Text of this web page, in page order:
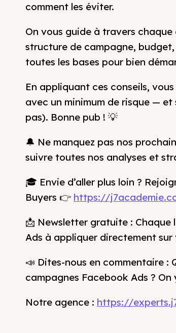
comment les éviter.
On vous guide à travers
structure de campagne,
toutes les bases pour bien
En appliquant ces conseils,
avec un minimum de risque —
pas). Bonne pub ! 💡
🔔 Ne manquez pas nos
suivre toutes nos analyses et
🎓 Envie d’aller plus loin ?
Buyers 👉 https://
📩 Newsletter gratuite : Chaque
Ads à appliquer directement
📣 Dites-nous en commentaire
campagnes Facebook Ads ?
Notre agence : https://